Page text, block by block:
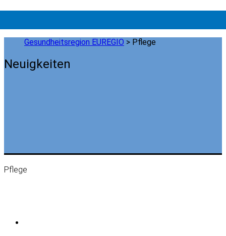
Gesundheitsregion EUREGIO > Pflege
Neuigkeiten
Pflege